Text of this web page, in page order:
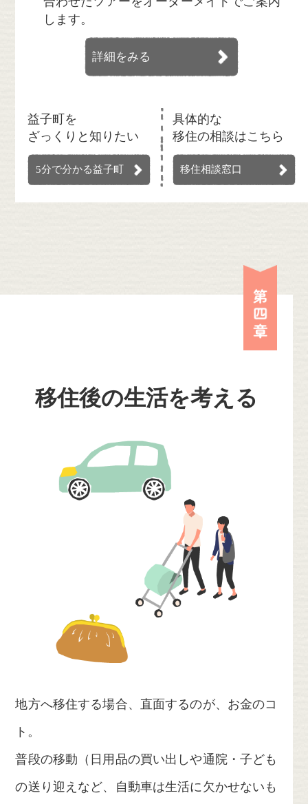
します。
詳細をみる
益子町を
ざっくりと知りたい
5分で分かる益子町
具体的な
移住の相談はこちら
移住相談窓口
移住後の生活を考える
地方へ移住する場合、直面するのが、お金のコ
ト。
普段の移動（日用品の買い出しや通院・子ども
の送り迎えなど、自動車は生活に欠かせないも